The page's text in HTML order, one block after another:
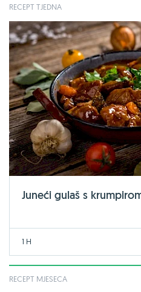
RECEPT TJEDNA
Juneći gulaš s
1 H
RECEPT MJESECA